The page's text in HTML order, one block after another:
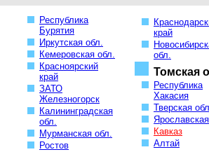
Республика
Бурятия
Иркутская обл.
Кемеровская обл.
Красноярский
край
ЗАТО
Железногорск
Калининградская
обл.
Мурманская обл.
Ростов
край
обл.
Томская
Республика
Хакасия
Тверская
Кавказ
Алтай